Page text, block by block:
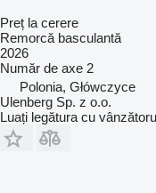
Preț la cerere
Remorcă basculantă
2026
Număr de axe 2
Polonia, Główczyce
Ulenberg Sp. z o.o.
Luați legătura cu